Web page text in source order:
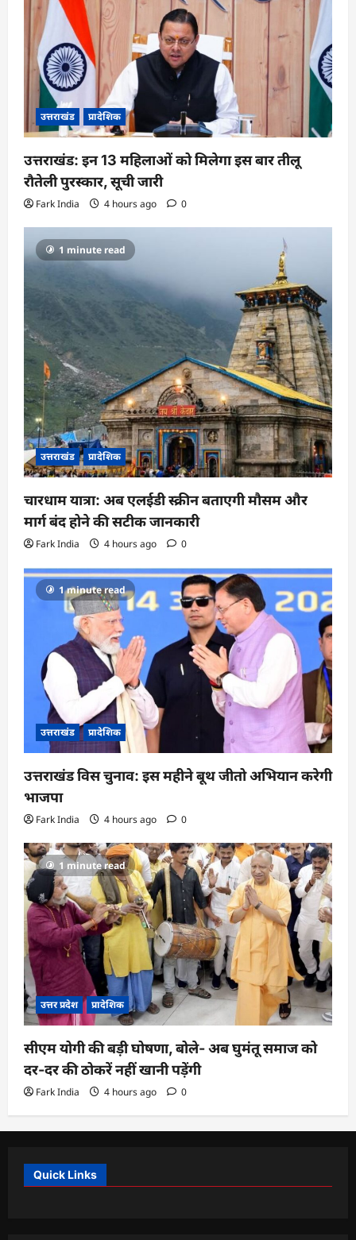
उत्तराखंड प्रादेशिक
उत्तराखंड: इन 13 महिलाओं को मिलेगा इस बार तीलू
रौतेली पुरस्कार, सूची जारी
Fark India 4 hours ago 0
1 minute read
उत्तराखंड प्रादेशिक
चारधाम यात्रा: अब एलईडी स्क्रीन बताएगी मौसम और
मार्ग बंद होने की सटीक जानकारी
Fark India 4 hours ago 0
1 minute read
उत्तराखंड प्रादेशिक
उत्तराखंड विस चुनाव: इस महीने बूथ जीतो अभियान करेगी
भाजपा
Fark India 4 hours ago 0
1 minute read
उत्तर प्रदेश प्रादेशिक
सीएम योगी की बड़ी घोषणा, बोले- अब घुमंतू समाज को
दर-दर की ठोकरें नहीं खानी पड़ेंगी
Fark India 4 hours ago 0
Quick Links